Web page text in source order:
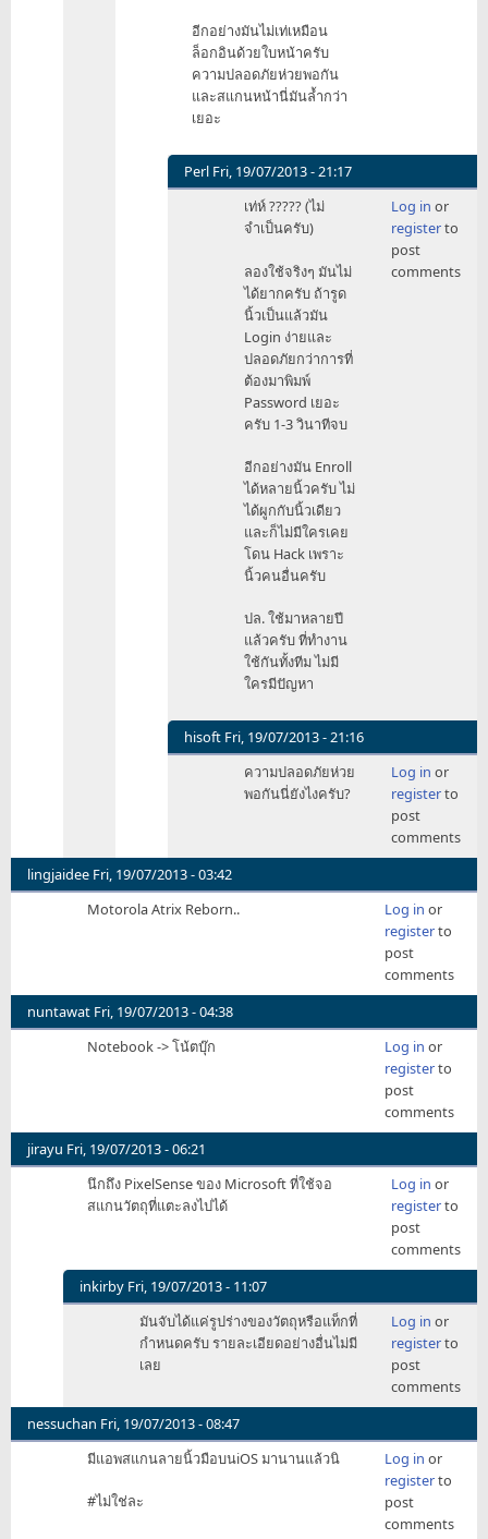
อีกอย่างมันไม่เท่เหมือน
ล็อกอินด้วยใบหน้าครับ
ความปลอดภัยห่วยพอกัน
และสแกนหน้านี่มันล้ำกว่า
เยอะ
Perl Fri, 19/07/2013 - 21:17
In
เท่ห์ ????? (ไม่
จำเป็นครับ)
ลองใช้จริงๆ มันไม่
ได้ยากครับ ถ้ารูด
นิ้วเป็นแล้วมัน
Login ง่ายและ
ปลอดภัยกว่าการที่
ต้องมาพิมพ์
Password เยอะ
ครับ 1-3 วินาทีจบ
อีกอย่างมัน Enroll
ได้หลายนิ้วครับ ไม่
ได้ผูกกับนิ้วเดียว
และก็ไม่มีใครเคย
โดน Hack เพราะ
นิ้วคนอื่นครับ
ปล. ใช้มาหลายปี
แล้วครับ ที่ทำงาน
ใช้กันทั้งทีม ไม่มี
ใครมีปัญหา
Log in or
registerto
post
comments
hisoft Fri, 19/07/2013 - 21:16
In
มัน
ลำบาก
ครับ
ความปลอดภัยห่วย
พอกันนี่ยังไงครับ?
Log in or
registerto
post
comments
lingjaidee Fri, 19/07/2013 - 03:42
Motorola Atrix Reborn..
Log in or
registerto
post
comments
nuntawat Fri, 19/07/2013 - 04:38
Notebook -> โน้ตบุ๊ก
Log in or
registerto
post
comments
jirayu Fri, 19/07/2013 - 06:21
นึกถึง PixelSense ของ Microsoft ที่ใช้จอ
สแกนวัตถุที่แตะลงไปได้
Log in or
registerto
post
comments
inkirby Fri, 19/07/2013 - 11:07
In
ของ
by
jirayu
มันจับได้แค่รูปร่างของวัตถุหรือแท็กที่
กำหนดครับ รายละเอียดอย่างอื่นไม่มี
เลย
Log in or
registerto
post
comments
nessuchan Fri, 19/07/2013 - 08:47
มีแอพสแกนลายนิ้วมือบนiOS มานานแล้วนิ
#ไม่ใช่ละ
Log in or
registerto
post
comments